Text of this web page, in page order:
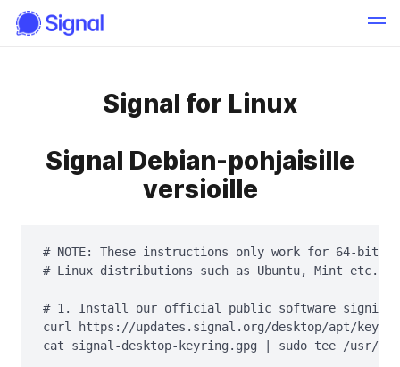
Signal for Linux
Signal Debian-pohjaisille
versioille
# NOTE: These instructions only work for 64-bit
# Linux distributions such as Ubuntu, Mint etc.
# 1. Install our official public software signing
curl https://updates.signal.org/desktop/apt/
cat signal-desktop-keyring.gpg | sudo tee /usr/